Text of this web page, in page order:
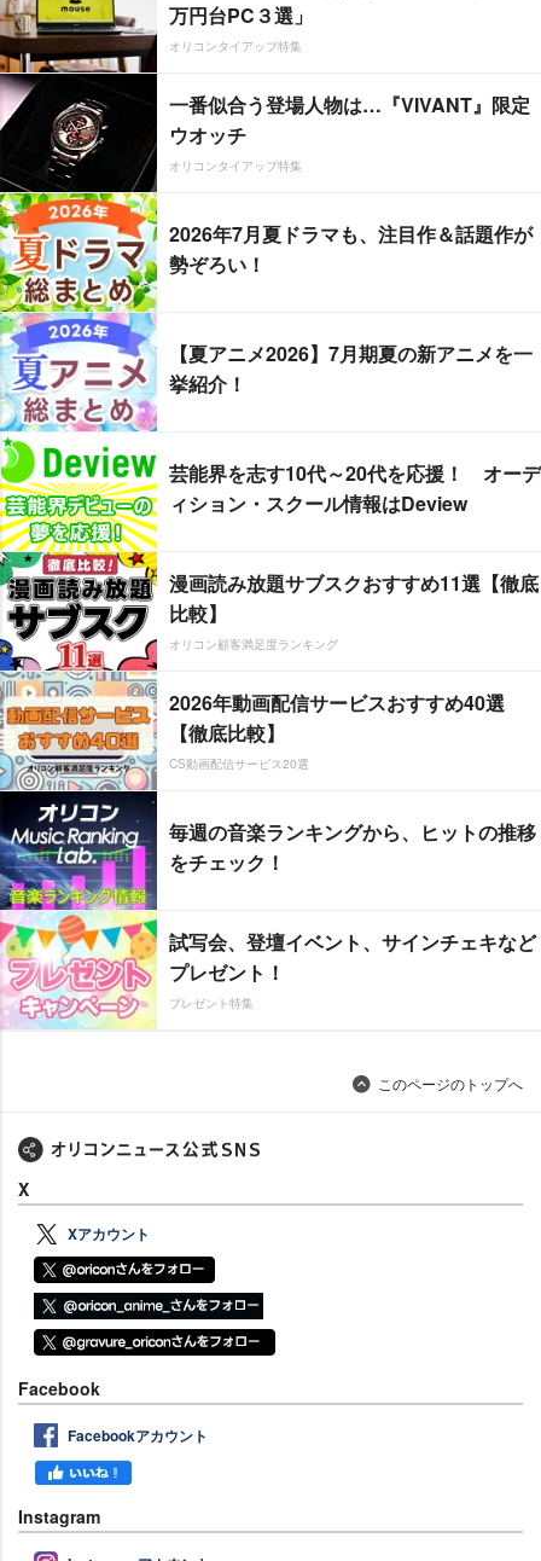
万円台PC３選」
オリコンタイアップ特集
一番似合う登場人物は…『VIVANT』限定
ウオッチ
オリコンタイアップ特集
2026年7月夏ドラマも、注目作＆話題作が
勢ぞろい！
【夏アニメ2026】7月期夏の新アニメを一
挙紹介！
芸能界を志す10代～20代を応援！ オーデ
ィション・スクール情報はDeview
漫画読み放題サブスクおすすめ11選【徹底
比較】
オリコン顧客満足度ランキング
2026年動画配信サービスおすすめ40選
【徹底比較】
CS動画配信サービス20選
毎週の音楽ランキングから、ヒットの推移
をチェック！
試写会、登壇イベント、サインチェキなど
プレゼント！
プレゼント特集
このページのトップへ
X
Xアカウント
Facebook
Facebookアカウント
Instagram